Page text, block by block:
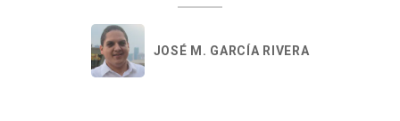
JOSÉ M. GARCÍA RIVERA